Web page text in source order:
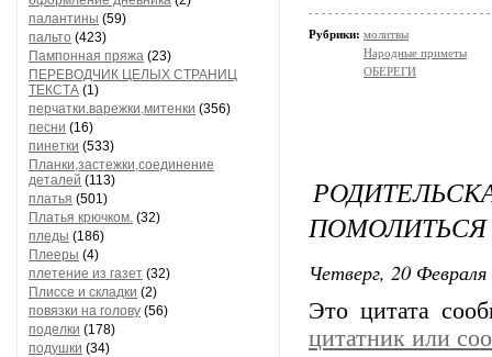
палантины (59)
пальто (423)
Пампонная пряжа (23)
ПЕРЕВОДЧИК ЦЕЛЫХ СТРАНИЦ
ТЕКСТА (1)
перчатки.варежки,митенки (356)
песни (16)
пинетки (533)
Планки,застежки,соединение
деталей (113)
платья (501)
Платья крючком. (32)
пледы (186)
Плееры (4)
плетение из газет (32)
Плиссе и складки (2)
повязки на голову (56)
поделки (178)
подушки (34)
Рубрики: молитвы
Народные приметы
ОБЕРЕГИ
Четверг, 20
Это цитата
цитатник или